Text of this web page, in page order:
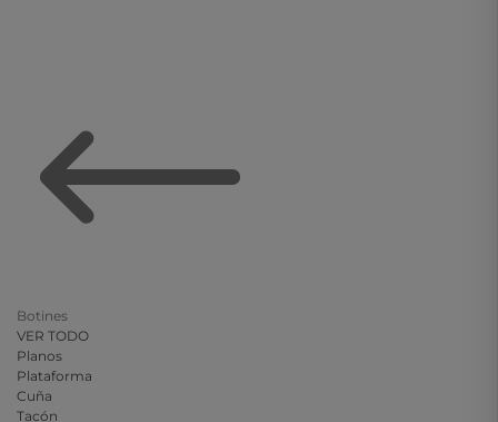
Botines
VER TODO
Planos
Plataforma
Cuña
Tacón